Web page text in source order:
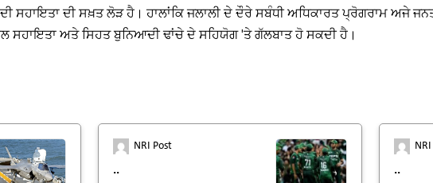
ਸਹਾਇਤਾ ਦੀ ਸਖ਼ਤ ਲੋੜ ਹੈ। ਹਾਲਾਂਕਿ ਜਲਾਲੀ ਦੇ ਦੌਰੇ ਸਬੰਧੀ ਅਧਿਕਾਰਤ ਪ੍ਰੋਗਰਾਮ ਅਜੇ
ਸਹਾਇਤਾ ਅਤੇ ਸਿਹਤ ਬੁਨਿਆਦੀ ਢਾਂਚੇ ਦੇ ਸਹਿਯੋਗ 'ਤੇ ਗੱਲਬਾਤ ਹੋ ਸਕਦੀ ਹੈ।
NRI Post
.. ..